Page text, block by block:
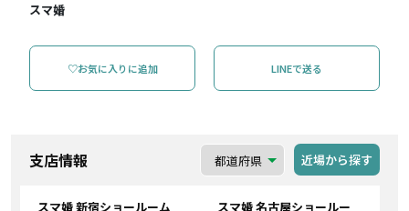
スマ婚
♡お気に入りに追加 LINEで送る
支店情報 近場から探す
スマ婚 新宿ショールーム スマ婚 名古屋ショールー